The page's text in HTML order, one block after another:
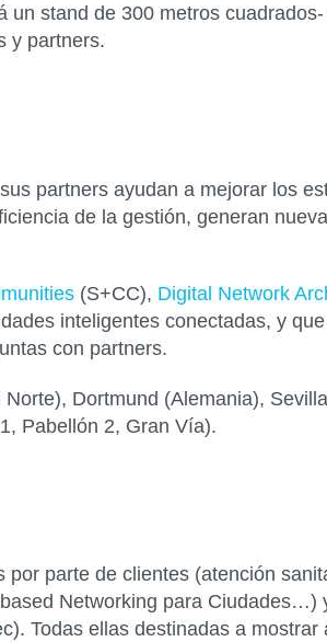
stand de 300 metros
y partners.
partners ayudan a mejorar los
de la gestión, generan
(S+CC), Digital Network
inteligentes conectadas, y
con partners.
Dortmund (Alemania),
Pabellón 2, Gran Vía).
por parte declientes (atención
Networking para Ciudades…)
Todas ellas destinadas a